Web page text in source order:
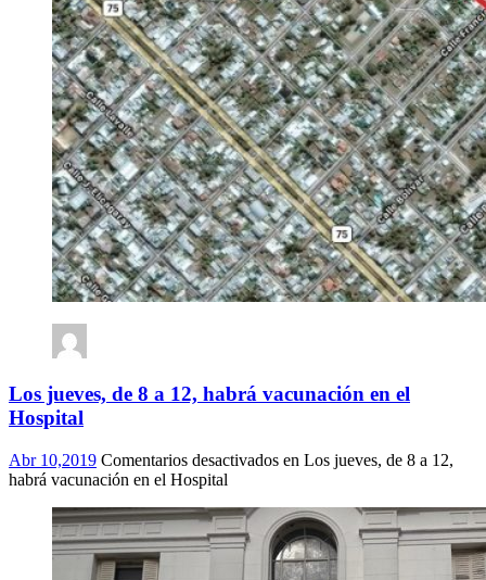
Los jueves, de 8 a 12, habrá vacunación en el
Hospital
Abr 10,2019 Comentarios desactivados en Los jueves, de 8 a 12,
habrá vacunación en el Hospital